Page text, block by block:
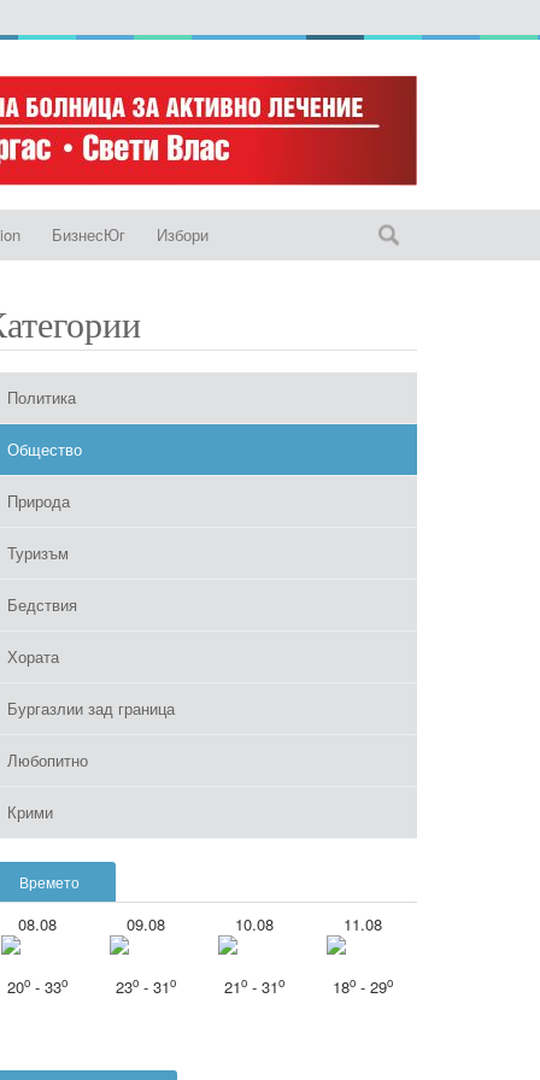
БизнесЮг Избори
Политика
Общество
Природа
Туризъм
Бедствия
Хората
Бургазлии зад граница
Любопитно
Крими
Времето
08.08
20o - 33o
09.08
23o - 31o
10.08
21o - 31o
11.08
18o - 29o